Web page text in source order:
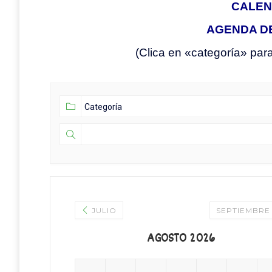
AGENDA
(Clica en «categoría»
JULIO
AGOSTO 2026
SEPTIEMBRE